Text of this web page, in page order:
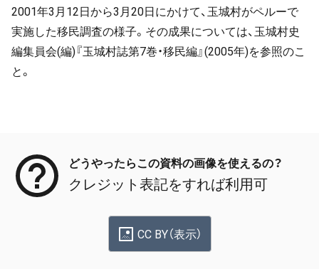
2001年3月12日から3月20日にかけて、玉城村がペルーで
実施した移民調査の様子。その成果については、玉城村史
編集員会(編)『玉城村誌第7巻・移民編』(2005年)を参照のこ
と。
どうやったらこの資料の画像を使えるの？
クレジット表記をすれば利用可
CC BY（表示）